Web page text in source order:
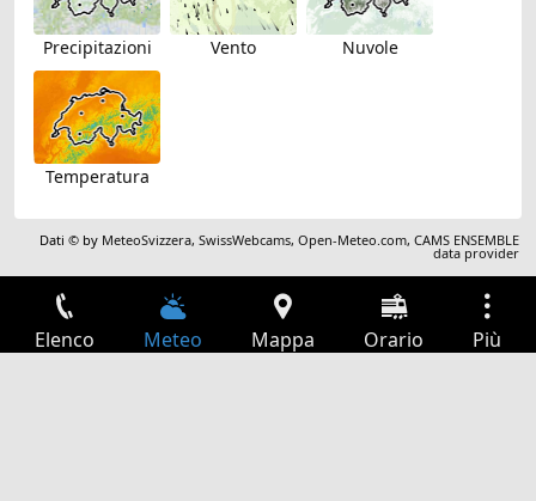
Precipitazioni Vento Nuvole
Temperatura
Dati © by MeteoSvizzera,SwissWebcams,Open-Meteo.com,CAMS ENSEMBLE
data provider
Elenco Meteo Mappa Orario Più